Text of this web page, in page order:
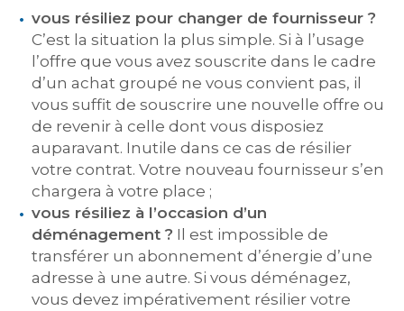
vous résiliez pour changer de fournisseur ?
C’est la situation la plus simple. Si à l’usage
l’offre que vous avez souscrite dans le cadre
d’un achat groupé ne vous convient pas, il
vous suffit de souscrire une nouvelle offre ou
de revenir à celle dont vous disposiez
auparavant. Inutile dans ce cas de résilier
votre contrat. Votre nouveau fournisseur s’en
chargera à votre place ;
vous résiliez à l’occasion d’un
déménagement ? Il est impossible de
transférer un abonnement d’énergie d’une
adresse à une autre. Si vous déménagez,
vous devez impérativement résilier votre